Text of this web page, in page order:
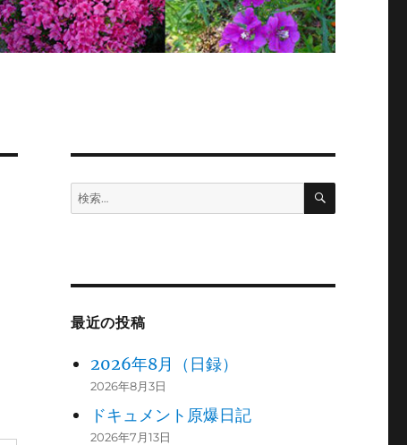
検
索:
検
最近の投稿
2026年8月（日録）
2026年8月3日
ドキュメント原爆日記
2026年7月13日